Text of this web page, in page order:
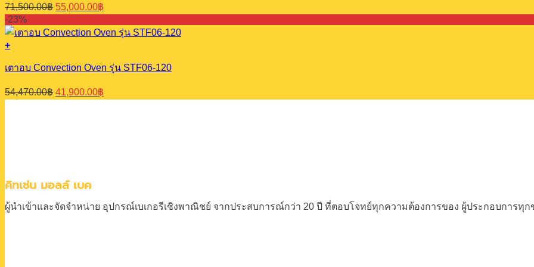
71,500.00฿ Original
price
was:
71,500.00฿.
55,000.00฿
price
is:
55,000.00฿.
-23%
+
เตาอบ Convection Oven รุ่น STF06-120
54,470.00฿ Original
price
41,900.00฿
price
คิทเช่น มอลล์ เบค
ผู้นำเข้าและจัดจำหน่าย อุปกรณ์เบเกอรีเชิงพาณิชย์ จากประสบการณ์กว่า 20 ปี ที่ตอบโจทย์ทุกความต้องการของ ผู้ประกอบการทุก